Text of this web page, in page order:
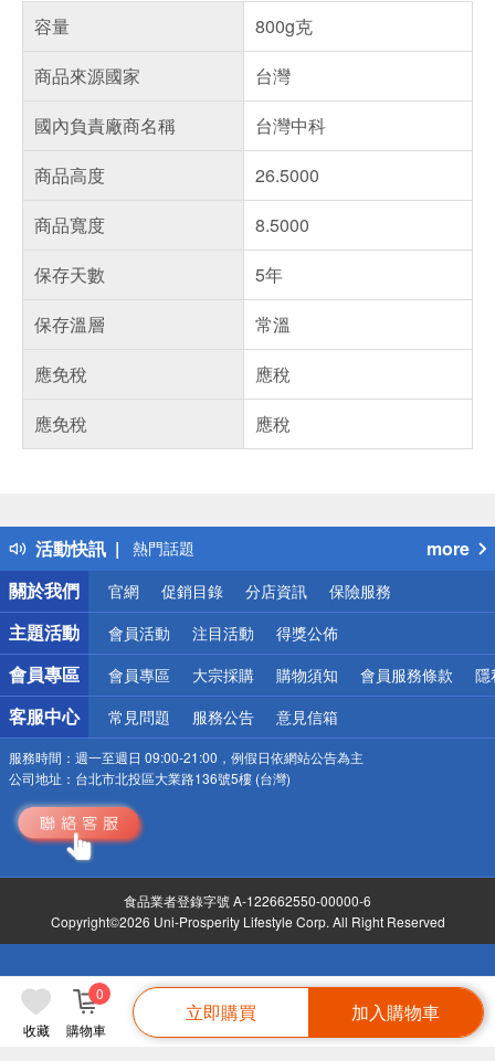
收藏 購物車
0
立即購買 加入購物車
容量
800g克
商品來源國家
台灣
國內負責廠商名稱
台灣中科
商品高度
26.5000
商品寬度
8.5000
保存天數
5年
保存溫層
常溫
應免稅
應稅
應免稅
應稅
活動快訊
得獎公告
熱門話題
銀行優惠
偏遠地區配送
詐騙網頁！請小心！
more
關於我們
官網 促銷目錄 分店資訊 保險服務
主題活動 會員活動 注目活動 得獎公佈
會員專區 會員專區 大宗採購 購物須知 會員服務條款 隱
客服中心 常見問題 服務公告 意見信箱
服務時間： 週一至週日 09:00-21:00，例假日依網站公告為主
公司地址： 台北市北投區大業路136號5樓 (台灣)
食品業者登錄字號 A-122662550-00000-6
Copyright©2026 Uni-Prosperity Lifestyle Corp. All Right Reserved